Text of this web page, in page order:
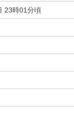
23時01分頃